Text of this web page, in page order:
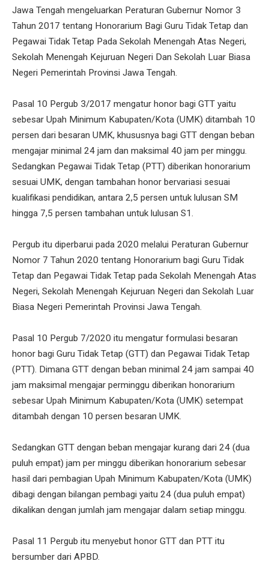
Jawa Tengah mengeluarkan Peraturan Gubernur Nomor 3
Tahun 2017 tentang Honorarium Bagi Guru Tidak Tetap dan
Pegawai Tidak Tetap Pada Sekolah Menengah Atas Negeri,
Sekolah Menengah Kejuruan Negeri Dan Sekolah Luar Biasa
Negeri Pemerintah Provinsi Jawa Tengah.
Pasal 10 Pergub 3/2017 mengatur honor bagi GTT yaitu
sebesar Upah Minimum Kabupaten/Kota (UMK) ditambah 10
persen dari besaran UMK, khususnya bagi GTT dengan beban
mengajar minimal 24 jam dan maksimal 40 jam per minggu.
Sedangkan Pegawai Tidak Tetap (PTT) diberikan honorarium
sesuai UMK, dengan tambahan honor bervariasi sesuai
kualifikasi pendidikan, antara 2,5 persen untuk lulusan SM
hingga 7,5 persen tambahan untuk lulusan S1.
Pergub itu diperbarui pada 2020 melalui Peraturan Gubernur
Nomor 7 Tahun 2020 tentang Honorarium bagi Guru Tidak
Tetap dan Pegawai Tidak Tetap pada Sekolah Menengah Atas
Negeri, Sekolah Menengah Kejuruan Negeri dan Sekolah Luar
Biasa Negeri Pemerintah Provinsi Jawa Tengah.
Pasal 10 Pergub 7/2020 itu mengatur formulasi besaran
honor bagi Guru Tidak Tetap (GTT) dan Pegawai Tidak Tetap
(PTT). Dimana GTT dengan beban minimal 24 jam sampai 40
jam maksimal mengajar perminggu diberikan honorarium
sebesar Upah Minimum Kabupaten/Kota (UMK) setempat
ditambah dengan 10 persen besaran UMK.
Sedangkan GTT dengan beban mengajar kurang dari 24 (dua
puluh empat) jam per minggu diberikan honorarium sebesar
hasil dari pembagian Upah Minimum Kabupaten/Kota (UMK)
dibagi dengan bilangan pembagi yaitu 24 (dua puluh empat)
dikalikan dengan jumlah jam mengajar dalam setiap minggu.
Pasal 11 Pergub itu menyebut honor GTT dan PTT itu
bersumber dari APBD.